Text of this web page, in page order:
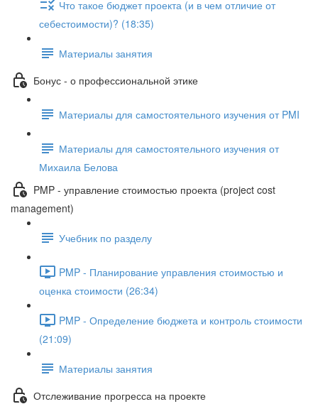
Что такое бюджет проекта (и в чем отличие от
себестоимости)? (18:35)
Материалы занятия
Бонус - о профессиональной этике
Материалы для самостоятельного изучения от PMI
Материалы для самостоятельного изучения от
Михаила Белова
PMP - управление стоимостью проекта (project cost
management)
Учебник по разделу
PMP - Планирование управления стоимостью и
оценка стоимости (26:34)
PMP - Определение бюджета и контроль стоимости
(21:09)
Материалы занятия
Отслеживание прогресса на проекте